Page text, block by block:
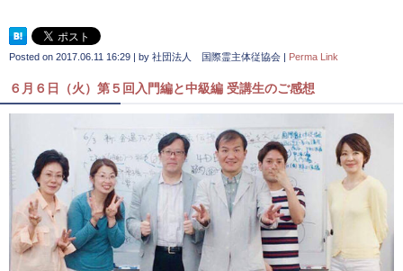
Posted on 2017.06.11 16:29 by 社団法人 国際霊主体従協会 Perma Link
６月６日（火）第５回入門編と中級編 受講生のご感想